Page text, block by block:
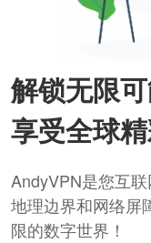
解锁无限可
享受全球精
AndyVPN是您互
地理边界和网络屏
限的数字世界！